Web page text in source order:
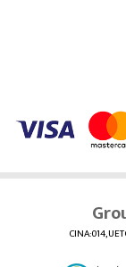
CINA:014,